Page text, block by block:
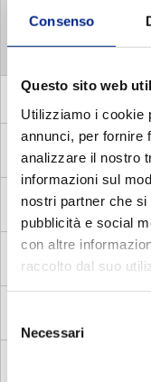
Consenso
Questo sito web
Utilizziamo i cookie
annunci, per fornire
analizzare il nostro
informazioni sul
nostri partner che si
pubblicità e social
con altre
raccolto dal suo
delNecessari
DP 6/8 POLI
DP 2/12 POLI
MADE
MADC
Motori
MADV